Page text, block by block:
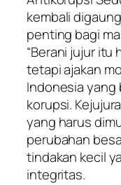
kembali
penting bagi
“Berani jujur itu
tetapi ajakan
Indonesia yang
korupsi.
yang harus
perubahan
tindakan kecil
integritas.